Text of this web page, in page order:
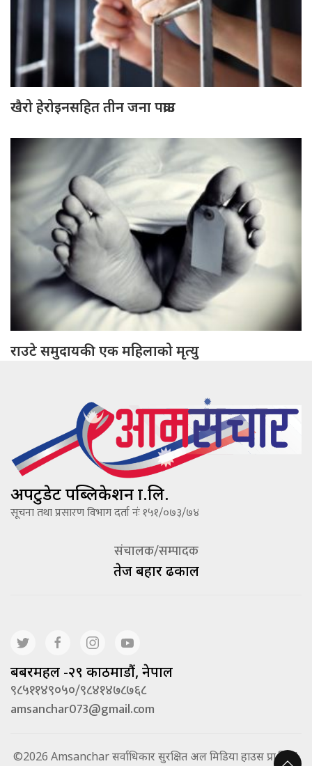
खैरो हेरोइनसहित तीन जना पक्राउ
राउटे समुदायकी एक महिलाको मृत्यु
अपटुडेट पब्लिकेशन प्रा.लि.
सूचना तथा प्रसारण विभाग दर्ता नंः १५१/०७३/७४
संचालक/सम्पादक
तेज बहादूर ढकाल
बबरमहल -२९ काठमाडौं, नेपाल
९८५११४९०५०/९८४१४७८७६८
amsanchar073@gmail.com
©2026 Amsanchar सर्वाधिकार सुरक्षित अल मिडिया हाउस प्रा.लि. |